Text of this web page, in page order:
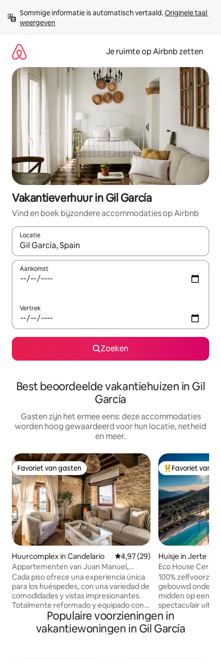
direct
naar
Sommige informatie is automatisch vertaald. Originele taal
weergeven
Je ruimte op Airbnb zetten
Vakantieverhuur in Gil García
Vind en boek bijzondere accommodaties op Airbnb
Locatie
Wanneer er suggesties beschikbaar zijn, maak je een keuze
Aankomst
Vertrek
Zoeken
Best beoordeelde vakantiehuizen in Gil
García
Gasten zijn het ermee eens: deze accommodaties
worden hoog gewaardeerd voor hun locatie, netheid
en meer.
Favoriet van gasten
Favoriet van gasten
Huurcomplex in Candelario Gemiddelde beoordeling van
4,97 (29)
Appartementen van Juan Manuel,
Appartement Puente...
Cada piso ofrece una experiencia única
para los huéspedes, con una variedad de
comodidades y vistas impresionantes.
Totalmente reformado y equipado con
todo lo necesario para una excelente
estancia que invitan a la relajación y al
disfrute de la naturaleza. En este
Topfavoriet van
Favoriet van
Huisje in Jerte
Eco House
100%
gebouwd onder
midden op een
spectaculair
natuurreservaat
Infiernos en de
landgoed heeft
Populaire voorzieningen in
vakantiewoningen in Gil García